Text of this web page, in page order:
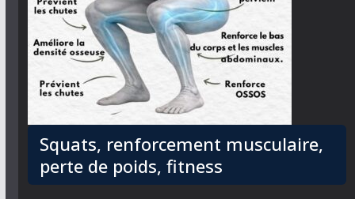
Squats, renforcement musculaire,
perte de poids, fitness